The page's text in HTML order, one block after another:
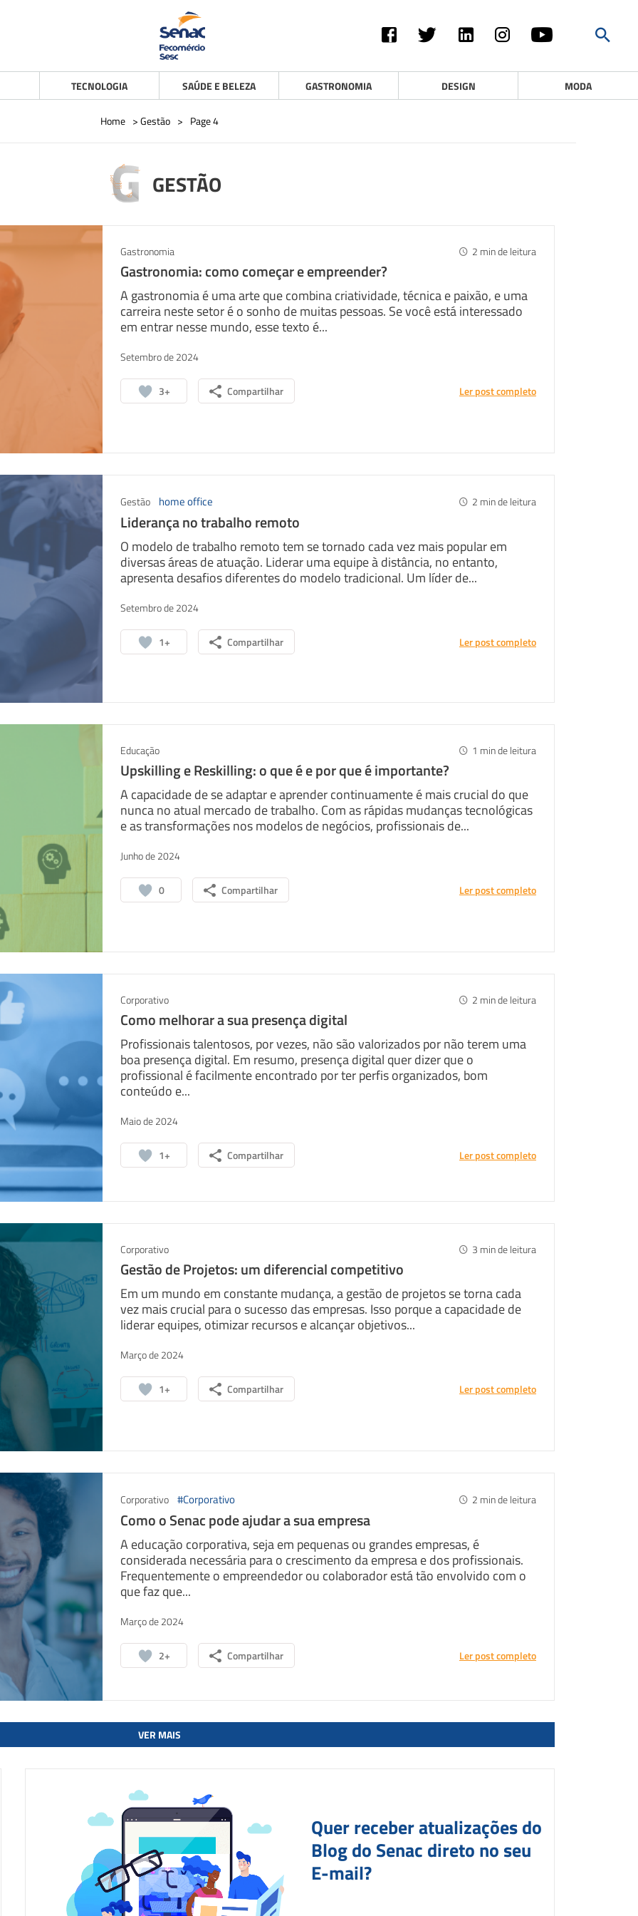
TECNOLOGIA SAÚDE E BELEZA GASTRONOMIA DESIGN MODA
Home >Gestão > Page 4
GESTÃO
Gastronomia 2 min de leitura
Gastronomia: como começar e empreender?
A gastronomia é uma arte que combina criatividade, técnica e paixão, e uma
carreira neste setor é o sonho de muitas pessoas. Se você está interessado
em entrar nesse mundo, esse texto é...
Setembro de 2024
3+ Compartilhar Ler post completo
Gestão home office 2 min de leitura
Liderança no trabalho remoto
O modelo de trabalho remoto tem se tornado cada vez mais popular em
diversas áreas de atuação. Liderar uma equipe à distância, no entanto,
apresenta desafios diferentes do modelo tradicional. Um líder de...
Setembro de 2024
1+ Compartilhar Ler post completo
Educação 1 min de leitura
Upskilling e Reskilling: o que é e por que é importante?
A capacidade de se adaptar e aprender continuamente é mais crucial do que
nunca no atual mercado de trabalho. Com as rápidas mudanças tecnológicas
e as transformações nos modelos de negócios, profissionais de...
Junho de 2024
0 Compartilhar Ler post completo
Corporativo 2 min de leitura
Como melhorar a sua presença digital
Profissionais talentosos, por vezes, não são valorizados por não terem uma
boa presença digital. Em resumo, presença digital quer dizer que o
profissional é facilmente encontrado por ter perfis organizados, bom
conteúdo e...
Maio de 2024
1+ Compartilhar Ler post completo
Corporativo 3 min de leitura
Gestão de Projetos: um diferencial competitivo
Em um mundo em constante mudança, a gestão de projetos se torna cada
vez mais crucial para o sucesso das empresas. Isso porque a capacidade de
liderar equipes, otimizar recursos e alcançar objetivos...
Março de 2024
1+ Compartilhar Ler post completo
Corporativo #Corporativo 2 min de leitura
Como o Senac pode ajudar a sua empresa
A educação corporativa, seja em pequenas ou grandes empresas, é
considerada necessária para o crescimento da empresa e dos profissionais.
Frequentemente o empreendedor ou colaborador está tão envolvido com o
que faz que...
Março de 2024
2+ Compartilhar Ler post completo
VER MAIS
Quer receber atualizações do
Blog do Senac direto no seu
E-mail?